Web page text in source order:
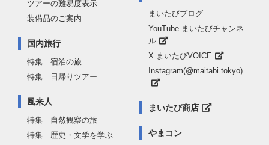
ツアーの難易度表示
装備品のご案内
国内旅行
特集 宿泊の旅
特集 日帰りツアー
風来人
特集 自然観察の旅
特集 歴史・文学を学ぶ
まいたびブログ
YouTube まいたびチャンネ
ル
X まいたびVOICE
Instagram(@maitabi.tokyo)
まいたび商店
やまコン